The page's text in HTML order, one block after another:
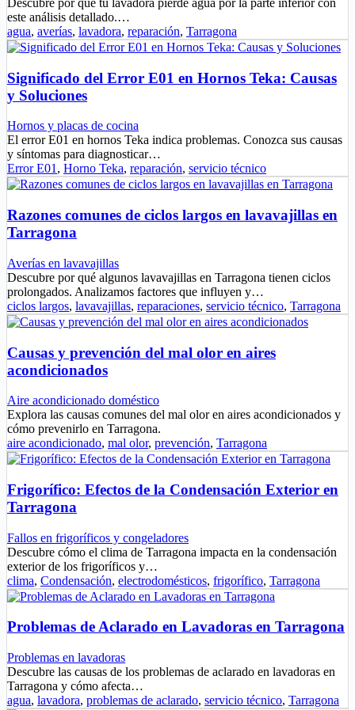
Descubre por qué tu lavadora pierde agua por la parte inferior con
este análisis detallado.…
agua, averías, lavadora, reparación, Tarragona
Significado del Error E01 en Hornos Teka: Causas
y Soluciones
Hornos y placas de cocina
El error E01 en hornos Teka indica problemas. Conozca sus causas
y síntomas para diagnosticar…
Error E01 , Horno Teka, reparación, servicio técnico
Razones comunes de ciclos largos en lavavajillas en
Tarragona
Averías en lavavajillas
Descubre por qué algunos lavavajillas en Tarragona tienen ciclos
prolongados. Analizamos factores que influyen y…
ciclos largos, lavavajillas, reparaciones, servicio técnico, Tarragona
Causas y prevención del mal olor en aires
acondicionados
Aire acondicionado doméstico
Explora las causas comunes del mal olor en aires acondicionados y
cómo prevenirlo en Tarragona.
aire acondicionado, mal olor, prevención, Tarragona
Frigorífico: Efectos de la Condensación Exterior en
Tarragona
Fallos en frigoríficos y congeladores
Descubre cómo el clima de Tarragona impacta en la condensación
exterior de los frigoríficos y…
clima, Condensación, electrodomésticos, frigorífico, Tarragona
Problemas de Aclarado en Lavadoras en Tarragona
Problemas en lavadoras
Descubre las causas de los problemas de aclarado en lavadoras en
Tarragona y cómo afecta…
agua, lavadora, problemas de aclarado, servicio técnico, Tarragona